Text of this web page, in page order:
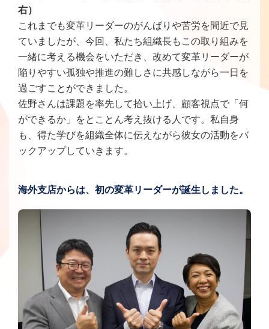
右）
これまでも変革リーダーのがんばりや苦労を間近で見
ていましたが、今回、私たち組織長もこの取り組みを
一緒に考える機会をいただき、改めて変革リーダーが
陥りやすい孤独や推進の難しさに共感しながら一日を
過ごすことができました。
佐野さんは課題を率先して拾い上げ、顧客視点で「何
ができるか」をとことん考え抜ける人です。私自身
も、得た学びを組織全体に伝えながら彼女の活動をバ
ックアップしていきます。
海外支店からは、初の変革リーダーが誕生しました。